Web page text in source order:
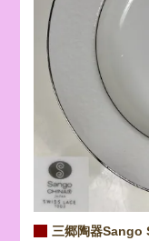
三郷陶器Sango